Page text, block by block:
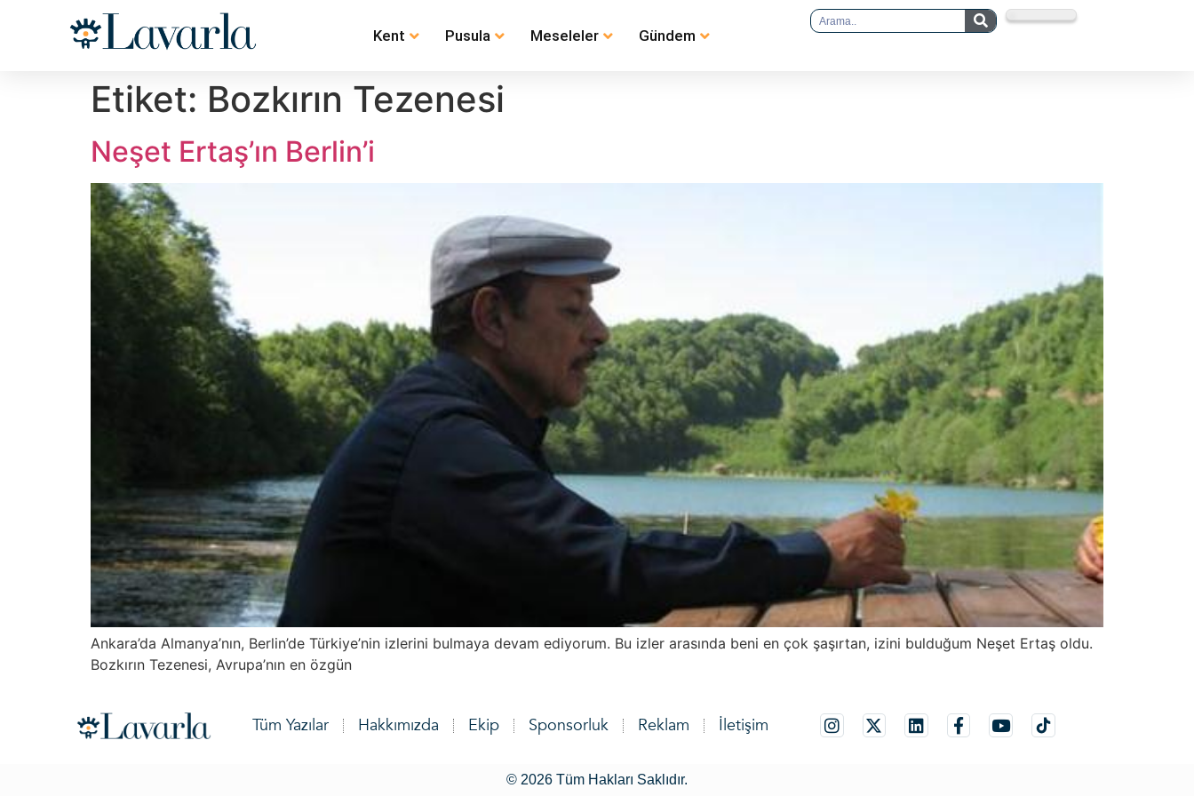
Kent Pusula Meseleler Gündem
Etiket: Bozkırın Tezenesi
Neşet Ertaş’ın Berlin’i
Ankara’da Almanya’nın, Berlin’de Türkiye’nin izlerini bulmaya devam ediyorum. Bu izler arasında beni en çok şaşırtan, izini bulduğum Neşet Ertaş oldu.
Bozkırın Tezenesi, Avrupa’nın en özgün
Tüm Yazılar Hakkımızda Ekip Sponsorluk Reklam İletişim
© 2026 Tüm Hakları Saklıdır.